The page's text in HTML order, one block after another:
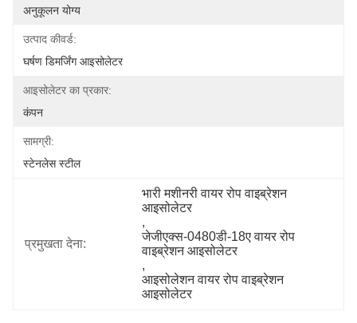
अनुकूलन योग्य
उत्पाद कीवर्ड:
घर्षण डिमर्जिंग आइसोलेटर
आइसोलेटर का प्रकार:
कंपन
सामग्री:
स्टेनलेस स्टील
प्रमुखता देना:
भारी मशीनरी वायर रोप वाइब्रेशन
आइसोलेटर
,
जेजीएक्स-0480डी-18ए वायर रोप
वाइब्रेशन आइसोलेटर
,
आइसोलेशन वायर रोप वाइब्रेशन
आइसोलेटर